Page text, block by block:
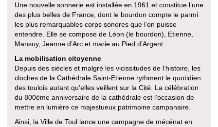
Une nouvelle sonnerie est installée en 1961 et constitue l’une
des plus belles de France, dont le bourdon compte le parmi
les plus remarquables corps sonores que l’on puisse
entendre. Elle se compose de Léon (le bourdon), Etienne,
Mansuy, Jeanne d’Arc et marie au Pied d’Argent.
La mobilisation citoyenne
Depuis des siècles et malgré les vicissitudes de l’histoire, les
cloches de la Cathédrale Saint-Etienne rythment le quotidien
des toulois autant qu’elles veillent sur la Cité. La célébration
du 800ème anniversaire de la cathédrale est l’occasion de
mettre en lumière ce majestueux patrimoine campanaire.
Ainsi, la Ville de Toul lance une campagne de mécénat en